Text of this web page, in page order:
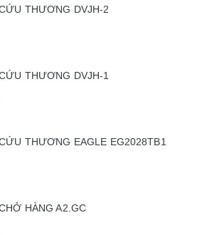
THƯƠNG DVJH-2
THƯƠNG DVJH-1
THƯƠNG EAGLE EG2028TB1
HÀNG A2.GC